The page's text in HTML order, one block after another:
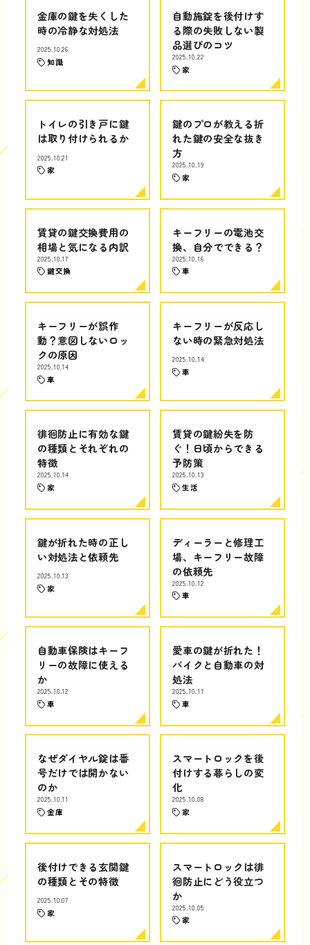
金庫の鍵を失くした
時の冷静な対処法
2025.10.26
知識
自動施錠を後付けす
る際の失敗しない製
品選びのコツ
2025.10.22
家
トイレの引き戸に鍵
は取り付けられるか
2025.10.21
家
鍵のプロが教える折
れた鍵の安全な抜き
方
2025.10.19
家
賃貸の鍵交換費用の
相場と気になる内訳
2025.10.17
鍵交換
キーフリーの電池交
換、自分でできる？
2025.10.16
車
キーフリーが誤作
動？意図しないロッ
クの原因
2025.10.14
車
キーフリーが反応し
ない時の緊急対処法
2025.10.14
車
徘徊防止に有効な鍵
の種類とそれぞれの
特徴
2025.10.14
家
賃貸の鍵紛失を防
ぐ！日頃からできる
予防策
2025.10.13
生活
鍵が折れた時の正し
い対処法と依頼先
2025.10.13
家
ディーラーと修理工
場、キーフリー故障
の依頼先
2025.10.12
車
自動車保険はキーフ
リーの故障に使える
か
2025.10.12
車
愛車の鍵が折れた！
バイクと自動車の対
処法
2025.10.11
車
なぜダイヤル錠は番
号だけでは開かない
のか
2025.10.11
金庫
スマートロックを後
付けする暮らしの変
化
2025.10.08
家
後付けできる玄関鍵
の種類とその特徴
2025.10.07
家
スマートロックは徘
徊防止にどう役立つ
か
2025.10.05
家